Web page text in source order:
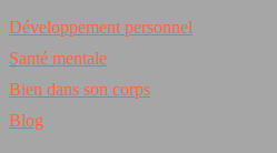
Développement personnel
Santé mentale
Bien dans son corps
Blog